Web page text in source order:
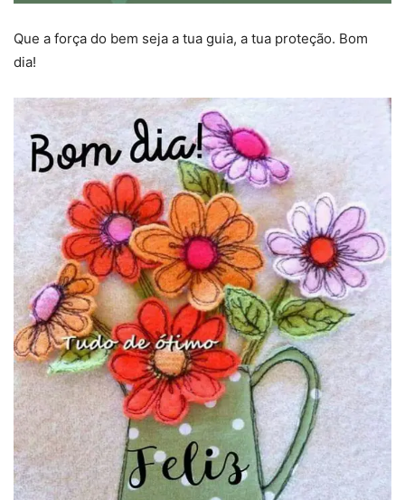
Que a força do bem seja a tua guia, a tua proteção. Bom
dia!